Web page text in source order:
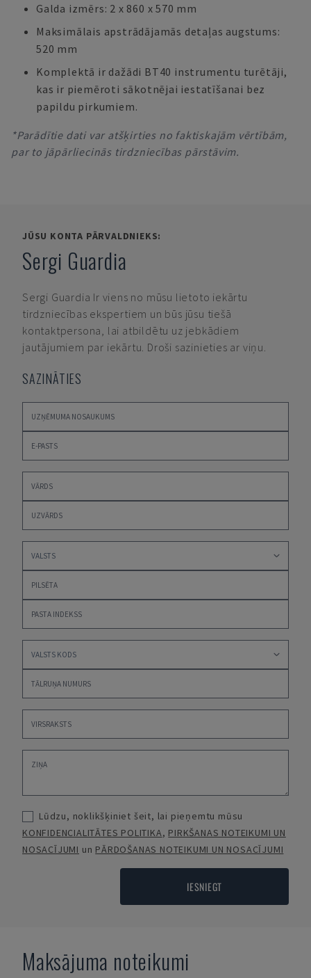
Galda izmērs: 2 x 860 x 570 mm
Maksimālais apstrādājamās detaļas augstums:
520 mm
Komplektā ir dažādi BT40 instrumentu turētāji,
kas ir piemēroti sākotnējai iestatīšanai bez
papildu pirkumiem.
*Parādītie dati var atšķirties no faktiskajām vērtībām,
par to jāpārliecinās tirdzniecības pārstāvim.
JŪSU KONTA PĀRVALDNIEKS:
Sergi Guardia
Sergi Guardia Ir viens no mūsu lietoto iekārtu
tirdzniecības ekspertiem un būs jūsu tiešā
kontaktpersona, lai atbildētu uz jebkādiem
jautājumiem par iekārtu. Droši sazinieties ar viņu.
SAZINĀTIES
Lūdzu, noklikšķiniet šeit, lai pieņemtu mūsu
KONFIDENCIALITĀTES POLITIKA, PIRKŠANAS NOTEIKUMI UN
NOSACĪJUMI un PĀRDOŠANAS NOTEIKUMI UN NOSACĪJUMI
IESNIEGT
Maksājuma noteikumi